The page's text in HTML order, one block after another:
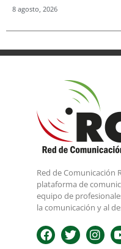
8 agosto, 2026
Red de Comunicación
plataforma de
equipo de
la comunicación y al